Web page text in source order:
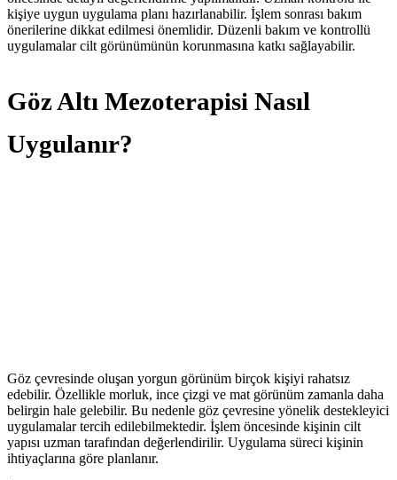
kişiye uygun uygulama planı hazırlanabilir. İşlem sonrası bakım
önerilerine dikkat edilmesi önemlidir. Düzenli bakım ve kontrollü
uygulamalar cilt görünümünün korunmasına katkı sağlayabilir.
Göz Altı Mezoterapisi Nasıl
Uygulanır?
Göz çevresinde oluşan yorgun görünüm birçok kişiyi rahatsız
edebilir. Özellikle morluk, ince çizgi ve mat görünüm zamanla daha
belirgin hale gelebilir. Bu nedenle göz çevresine yönelik destekleyici
uygulamalar tercih edilebilmektedir. İşlem öncesinde kişinin cilt
yapısı uzman tarafından değerlendirilir. Uygulama süreci kişinin
ihtiyaçlarına göre planlanır.